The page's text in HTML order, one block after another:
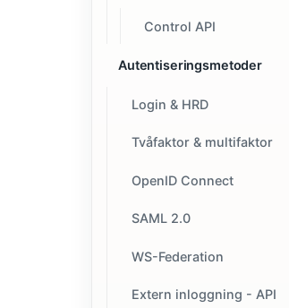
Control API
Autentiseringsmetoder
Login & HRD
Tvåfaktor & multifaktor
OpenID Connect
SAML 2.0
WS-Federation
Extern inloggning - API